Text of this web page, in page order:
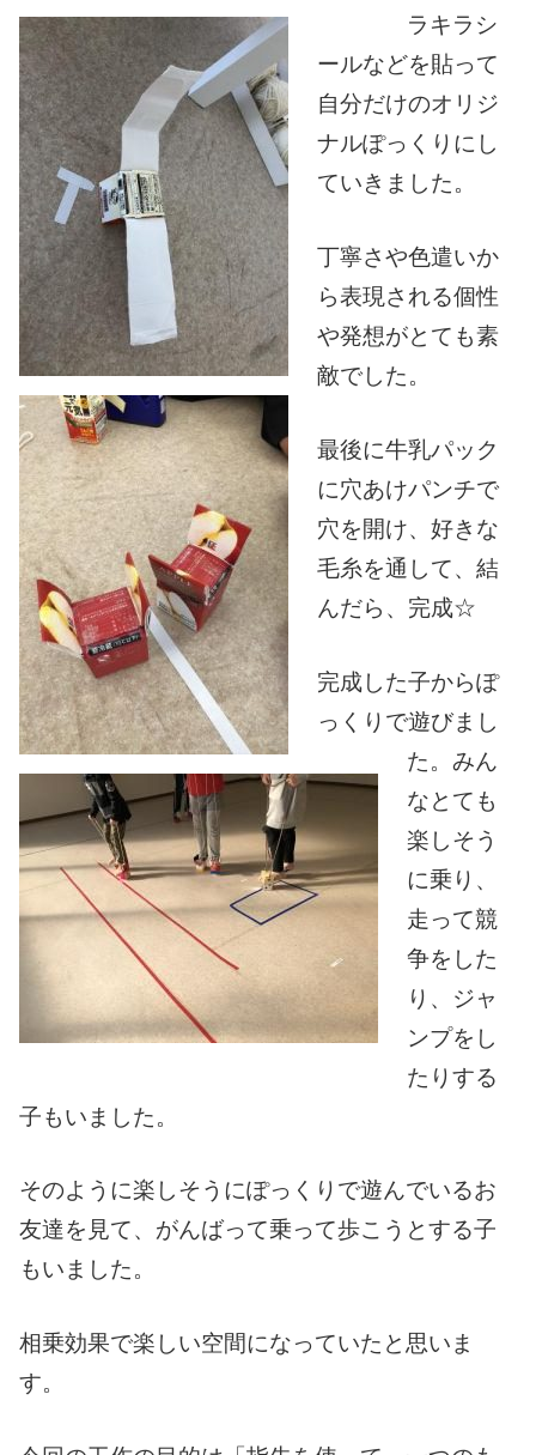
ラキラシ
ールなどを貼って
自分だけのオリジ
ナルぽっくりにし
ていきました。
丁寧さや色遣いか
ら表現される個性
や発想がとても素
敵でした。
最後に牛乳パック
に穴あけパンチで
穴を開け、好きな
毛糸を通して、結
んだら、完成☆
完成した子からぽ
っくりで遊びまし
た。みん
なとても
楽しそう
に乗り、
走って競
争をした
り、ジャ
ンプをし
たりする
子もいました。
そのように楽しそうにぽっくりで遊んでいるお
友達を見て、がんばって乗って歩こうとする子
もいました。
相乗効果で楽しい空間になっていたと思いま
す。